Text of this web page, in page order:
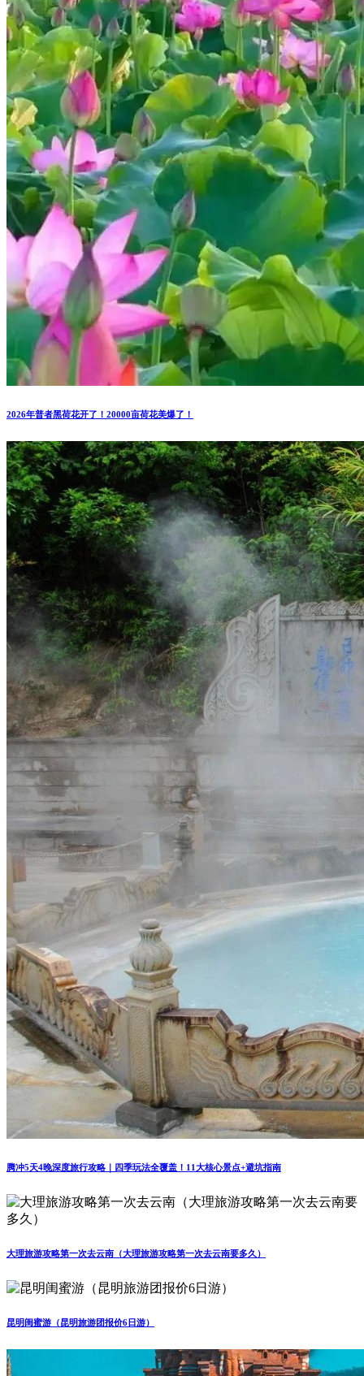
2026年普者黑荷花开了！20000亩荷花美爆了！
腾冲5天4晚深度旅行攻略｜四季玩法全覆盖！11大核心景点+避坑指南
大理旅游攻略第一次去云南（大理旅游攻略第一次去云南要多久）
昆明闺蜜游（昆明旅游团报价6日游）